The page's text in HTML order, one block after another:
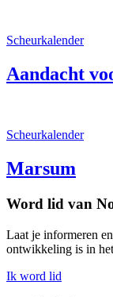
Scheurkalender
Aandacht
Scheurkalender
Marsum
Word lid van
Laat je informeren
ontwikkeling is in
Ik word lid